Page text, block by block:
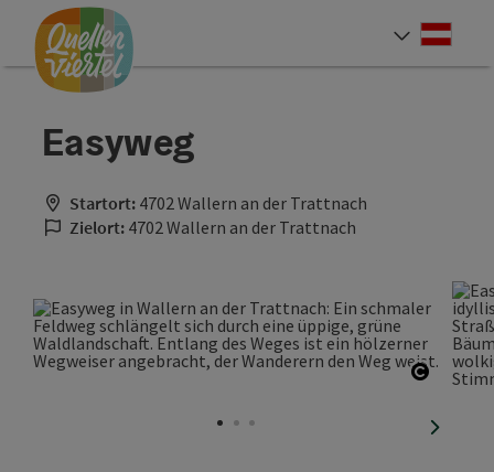
Zum Inhalt
Zur Navigation
Zum Seitenanfang
Easyweg
Startort: 4702 Wallern an der Trattnach
Zielort: 4702 Wallern an der Trattnach